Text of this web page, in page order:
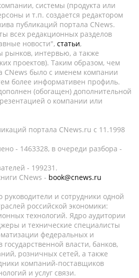
системы (продукта или
и т.п. создается редактором
публикаций портала CNews.
всех редакционных разделов
новости", статьи,
рынков, интервью, а также
проектов). Таким образом, чем
CNews было с именем компании
более информативен профиль.
(обогащен) дополнительной
о компании или
портала CNews.ru c 11.1998
- 1463328, в очереди разбора -
- 199231.
CNews - book@cnews.ru
руководители и сотрудники одной
российской экономики:
технологий. Ядро аудитории
и технические специалисты
федеральных и
власти, банков,
розничных сетей, а также
компаний-поставщиков
и услуг связи.